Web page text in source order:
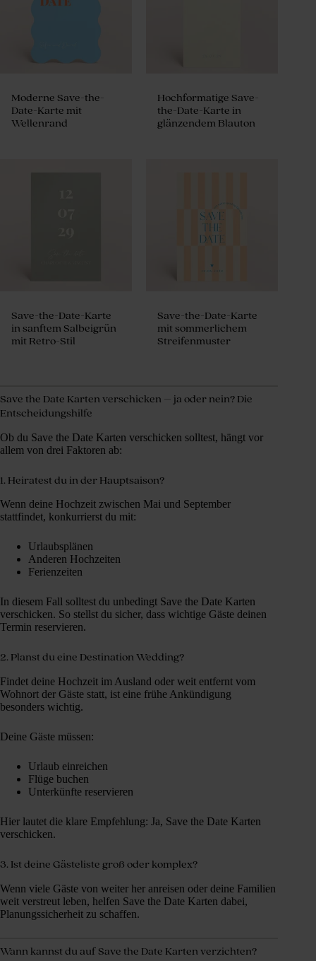
Moderne Save-the-
Date-Karte mit
Wellenrand
Hochformatige Save-
the-Date-Karte in
glänzendem Blauton
Save-the-Date-Karte
in sanftem Salbeigrün
mit Retro-Stil
Save-the-Date-Karte
mit sommerlichem
Streifenmuster
Save the Date Karten verschicken – ja oder nein? Die
Entscheidungshilfe
Ob du Save the Date Karten verschicken solltest, hängt vor
allem von drei Faktoren ab:
1. Heiratest du in der Hauptsaison?
Wenn deine Hochzeit zwischen Mai und September
stattfindet, konkurrierst du mit:
Urlaubsplänen
Anderen Hochzeiten
Ferienzeiten
In diesem Fall solltest du unbedingt Save the Date Karten
verschicken. So stellst du sicher, dass wichtige Gäste deinen
Termin reservieren.
2. Planst du eine Destination Wedding?
Findet deine Hochzeit im Ausland oder weit entfernt vom
Wohnort der Gäste statt, ist eine frühe Ankündigung
besonders wichtig.
Deine Gäste müssen:
Urlaub einreichen
Flüge buchen
Unterkünfte reservieren
Hier lautet die klare Empfehlung: Ja, Save the Date Karten
verschicken.
3. Ist deine Gästeliste groß oder komplex?
Wenn viele Gäste von weiter her anreisen oder deine Familien
weit verstreut leben, helfen Save the Date Karten dabei,
Planungssicherheit zu schaffen.
Wann kannst du auf Save the Date Karten verzichten?